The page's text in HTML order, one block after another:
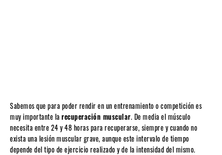
Sabemos que para poder rendir en un entrenamiento o competición es
muy importante larecuperación muscular. De media el músculo
necesita entre 24 y 48 horas para recuperarse, siempre y cuando no
exista una lesión muscular grave, aunque este intervalo de tiempo
depende del tipo de ejercicio realizado y de la intensidad del mismo.